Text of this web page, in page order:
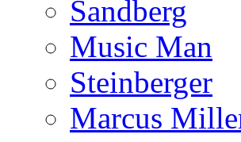
Sandberg
Music Man
Steinberger
Marcus